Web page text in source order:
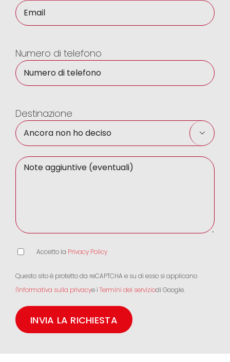
Numero di telefono
Destinazione

Accetto la Privacy Policy
Questo sito è protetto da reCAPTCHA e su di esso si applicano
l'Informativa sulla privacye i Termini del serviziodi Google.